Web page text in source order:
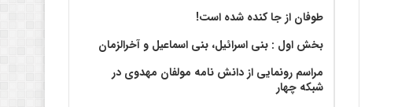
طوفان از جا کنده شده است!
بخش اول : بنی اسرائیل، بنی اسماعیل و آخرالزمان
مراسم رونمایی از دانش نامه مولفان مهدوی در
شبکه چهار